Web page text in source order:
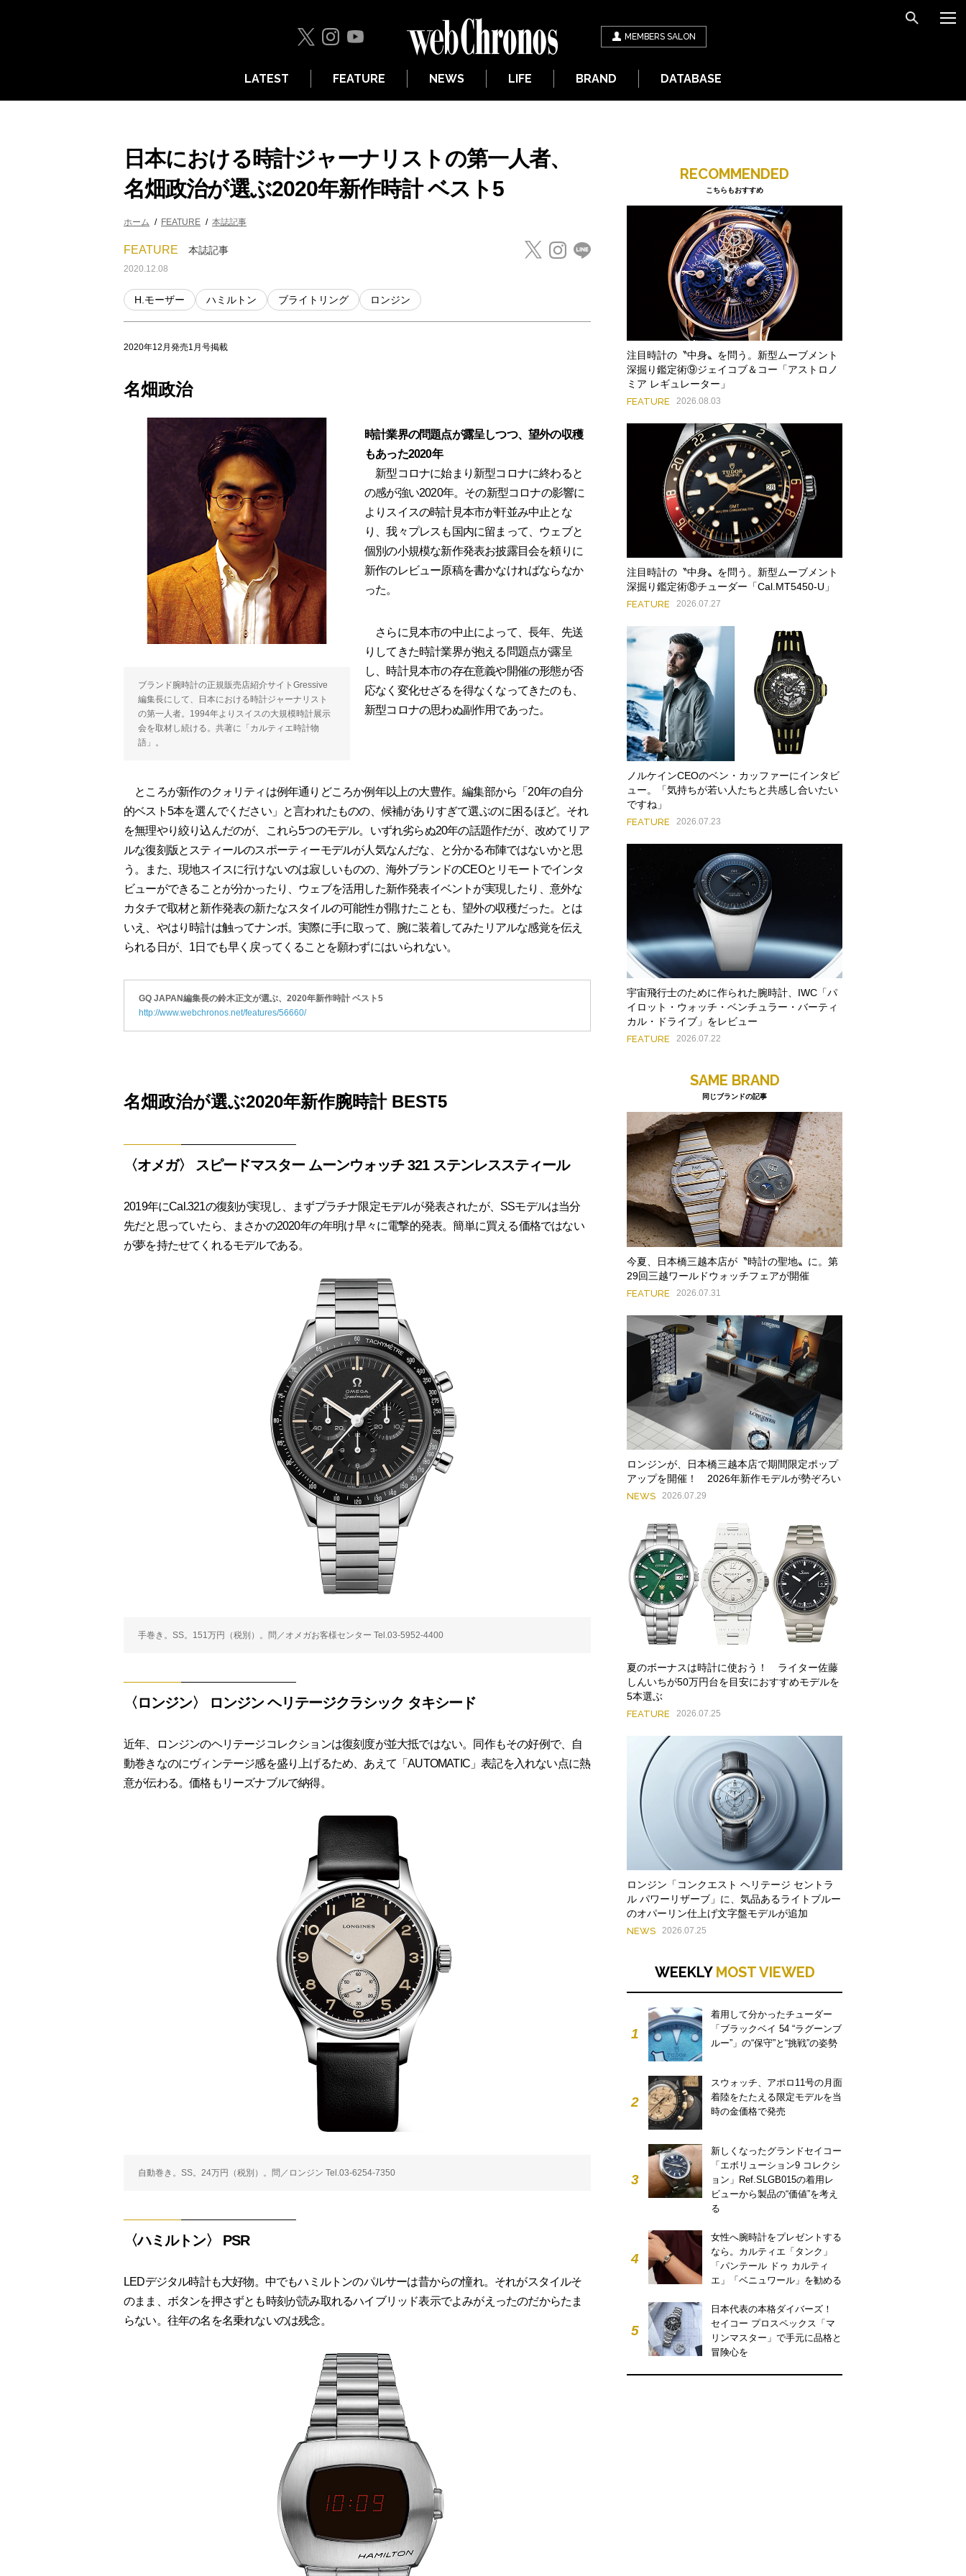
MEMBERS SALON
LATEST FEATURE NEWS LIFE BRAND DATABASE
日本における時計ジャーナリストの第一人者、
名畑政治が選ぶ2020年新作時計 ベスト5
ホーム FEATURE 本誌記事
FEATURE 本誌記事
2020.12.08
H.モーザー ハミルトン ブライトリング ロンジン
2020年12月発売1月号掲載
名畑政治
ブランド腕時計の正規販売店紹介サイトGressive
編集長にして、日本における時計ジャーナリスト
の第一人者。1994年よりスイスの大規模時計展示
会を取材し続ける。共著に「カルティエ時計物
語」。
時計業界の問題点が露呈しつつ、望外の収穫
もあった2020年
新型コロナに始まり新型コロナに終わると
の感が強い2020年。その新型コロナの影響に
よりスイスの時計見本市が軒並み中止とな
り、我々プレスも国内に留まって、ウェブと
個別の小規模な新作発表お披露目会を頼りに
新作のレビュー原稿を書かなければならなか
った。
さらに見本市の中止によって、長年、先送
りしてきた時計業界が抱える問題点が露呈
し、時計見本市の存在意義や開催の形態が否
応なく変化せざるを得なくなってきたのも、
新型コロナの思わぬ副作用であった。
ところが新作のクォリティは例年通りどころか例年以上の大豊作。編集部から「20年の自分
的ベスト5本を選んでください」と言われたものの、候補がありすぎて選ぶのに困るほど。それ
を無理やり絞り込んだのが、これら5つのモデル。いずれ劣らぬ20年の話題作だが、改めてリア
ルな復刻版とスティールのスポーティーモデルが人気なんだな、と分かる布陣ではないかと思
う。また、現地スイスに行けないのは寂しいものの、海外ブランドのCEOとリモートでインタ
ビューができることが分かったり、ウェブを活用した新作発表イベントが実現したり、意外な
カタチで取材と新作発表の新たなスタイルの可能性が開けたことも、望外の収穫だった。とは
いえ、やはり時計は触ってナンボ。実際に手に取って、腕に装着してみたリアルな感覚を伝え
られる日が、1日でも早く戻ってくることを願わずにはいられない。
GQ JAPAN編集長の鈴木正文が選ぶ、2020年新作時計 ベスト5
http://www.webchronos.net/features/56660/
名畑政治が選ぶ2020年新作腕時計 BEST5
〈オメガ〉 スピードマスター ムーンウォッチ 321 ステンレススティール
2019年にCal.321の復刻が実現し、まずプラチナ限定モデルが発表されたが、SSモデルは当分
先だと思っていたら、まさかの2020年の年明け早々に電撃的発表。簡単に買える価格ではない
が夢を持たせてくれるモデルである。
手巻き。SS。151万円（税別）。問／オメガお客様センター Tel.03-5952-4400
〈ロンジン〉 ロンジン ヘリテージクラシック タキシード
近年、ロンジンのヘリテージコレクションは復刻度が並大抵ではない。同作もその好例で、自
動巻きなのにヴィンテージ感を盛り上げるため、あえて「AUTOMATIC」表記を入れない点に熱
意が伝わる。価格もリーズナブルで納得。
自動巻き。SS。24万円（税別）。問／ロンジン Tel.03-6254-7350
〈ハミルトン〉 PSR
LEDデジタル時計も大好物。中でもハミルトンのパルサーは昔からの憧れ。それがスタイルそ
のまま、ボタンを押さずとも時刻が読み取れるハイブリッド表示でよみがえったのだからたま
らない。往年の名を名乗れないのは残念。
RECOMMENDED
こちらもおすすめ
注目時計の〝中身〟を問う。新型ムーブメント
深掘り鑑定術⑨ジェイコブ＆コー「アストロノ
ミア レギュレーター」
FEATURE 2026.08.03
注目時計の〝中身〟を問う。新型ムーブメント
深掘り鑑定術⑧チューダー「Cal.MT5450-U」
FEATURE 2026.07.27
ノルケインCEOのベン・カッファーにインタビ
ュー。「気持ちが若い人たちと共感し合いたい
ですね」
FEATURE 2026.07.23
宇宙飛行士のために作られた腕時計、IWC「パ
イロット・ウォッチ・ベンチュラー・バーティ
カル・ドライブ」をレビュー
FEATURE 2026.07.22
SAME BRAND
同じブランドの記事
今夏、日本橋三越本店が〝時計の聖地〟に。第
29回三越ワールドウォッチフェアが開催
FEATURE 2026.07.31
ロンジンが、日本橋三越本店で期間限定ポップ
アップを開催！ 2026年新作モデルが勢ぞろい
NEWS 2026.07.29
夏のボーナスは時計に使おう！ ライター佐藤
しんいちが50万円台を目安におすすめモデルを
5本選ぶ
FEATURE 2026.07.25
ロンジン「コンクエスト ヘリテージ セントラ
ル パワーリザーブ」に、気品あるライトブルー
のオパーリン仕上げ文字盤モデルが追加
NEWS 2026.07.25
WEEKLY MOST VIEWED
1
着用して分かったチューダー
「ブラックベイ 54 “ラグーンブ
ルー”」の“保守”と“挑戦”の姿勢
2
スウォッチ、アポロ11号の月面
着陸をたたえる限定モデルを当
時の金価格で発売
3
新しくなったグランドセイコー
「エボリューション9 コレクシ
ョン」Ref.SLGB015の着用レ
ビューから製品の“価値”を考え
る
4
女性へ腕時計をプレゼントする
なら。カルティエ「タンク」
「パンテール ドゥ カルティ
エ」「ベニュワール」を勧める
5
日本代表の本格ダイバーズ！
セイコー プロスペックス「マ
リンマスター」で手元に品格と
冒険心を